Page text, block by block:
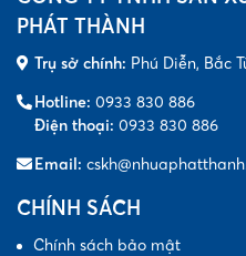
PHÁT THÀNH
Trụ sở chính: Phú Diễn, Bắc
Hotline: 0933 830 886
Điện thoại: 0933 830 886
Email:
CHÍNH SÁCH
Chính sách bảo mật